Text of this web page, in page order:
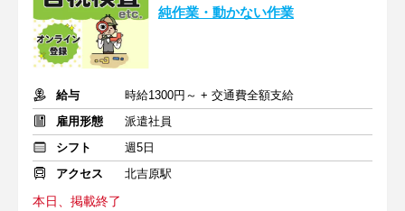
純作業・動かない作業
給与
時給1300円～ + 交通費全額支給
雇用形態
派遣社員
シフト
週5日
アクセス
北吉原駅
本日、掲載終了